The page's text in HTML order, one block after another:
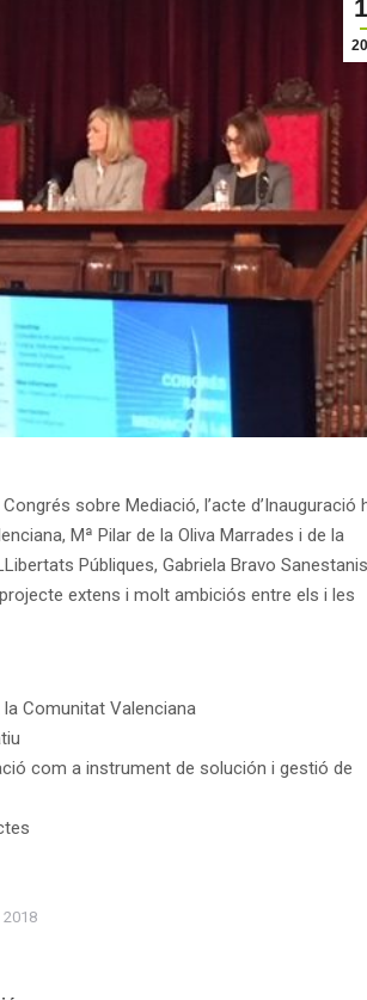
sobre Mediació, l’acte d’Inauguració
Mª Pilar de la Oliva Marrades i de la
Públiques, Gabriela Bravo
extens i molt ambiciós entre els i les
Comunitat Valenciana
com a instrument de solución i gestió de
2018